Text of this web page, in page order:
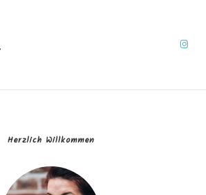
Herzlich Willkommen